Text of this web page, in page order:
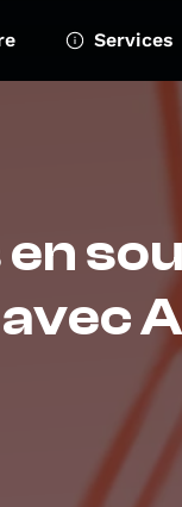
Services